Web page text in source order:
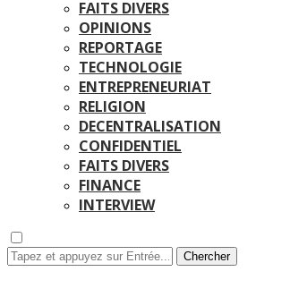
FAITS DIVERS
OPINIONS
REPORTAGE
TECHNOLOGIE
ENTREPRENEURIAT
RELIGION
DECENTRALISATION
CONFIDENTIEL
FAITS DIVERS
FINANCE
INTERVIEW
Chercher